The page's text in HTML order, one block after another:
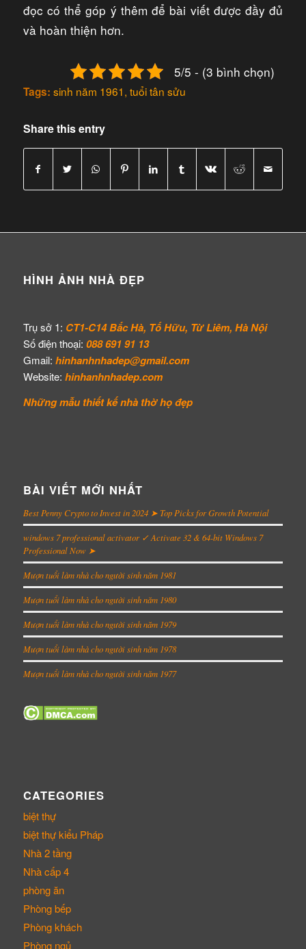
đọc có thể góp ý thêm để bài viết được đầy đủ
và hoàn thiện hơn.
5/5 - (3 bình chọn)
Tags: sinh năm 1961, tuổi tân sửu
Share this entry
HÌNH ẢNH NHÀ ĐẸP
Trụ sở 1: CT1-C14 Bắc Hà, Tố Hữu, Từ Liêm, Hà Nội
Số điện thoại: 088 691 91 13
Gmail: hinhanhnhadep@gmail.com
Website: hinhanhnhadep.com
Những mẫu thiết kếnhà thờ họ đẹp
BÀI VIẾT MỚI NHẤT
Best Penny Crypto to Invest in 2024 ➤ Top Picks for Growth Potential
windows 7 professional activator ✓ Activate 32 & 64-bit Windows 7
Professional Now ➤
Mượn tuổi làm nhà cho người sinh năm 1981
Mượn tuổi làm nhà cho người sinh năm 1980
Mượn tuổi làm nhà cho người sinh năm 1979
Mượn tuổi làm nhà cho người sinh năm 1978
Mượn tuổi làm nhà cho người sinh năm 1977
CATEGORIES
biệt thự
biệt thự kiểu Pháp
Nhà 2 tầng
Nhà cấp 4
phòng ăn
Phòng bếp
Phòng khách
Phòng ngủ